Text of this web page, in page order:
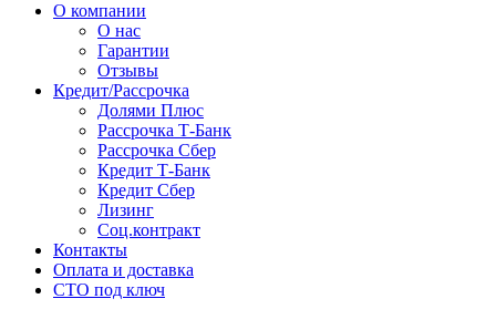
О компании
О нас
Гарантии
Отзывы
Кредит/Рассрочка
Долями Плюс
Рассрочка Т-Банк
Рассрочка Сбер
Кредит Т-Банк
Кредит Сбер
Лизинг
Соц.контракт
Контакты
Оплата и доставка
СТО под ключ